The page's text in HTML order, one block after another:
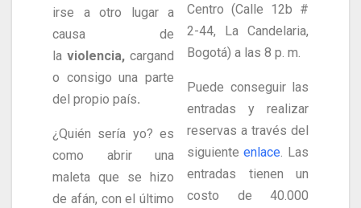
irse a otro lugar a
causa de
la violencia, cargand
o consigo una parte
del propio país.
¿Quién sería yo? es
como abrir una
maleta que se hizo
de afán, con el último
Centro (Calle 12b #
2-44, La Candelaria,
Bogotá) a las 8 p. m.
Puede conseguir las
entradas y realizar
reservas a través del
siguiente enlace . Las
entradas tienen un
costo de 40.000